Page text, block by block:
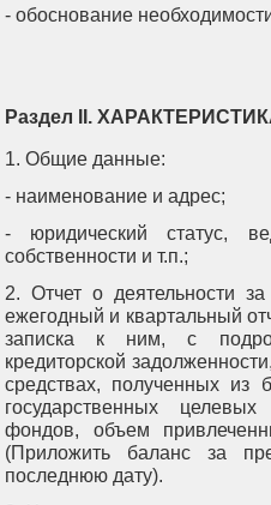
- обоснование
Раздел II.
1. Общие данные:
- наименование и адрес;
- юридический статус,
собственности и т.п.;
2. Отчет о деятельности
ежегодный и квартальный
записка к ним, с
кредиторской
средствах, полученных из
государственных
фондов, объем
(Приложить баланс за
последнюю дату).